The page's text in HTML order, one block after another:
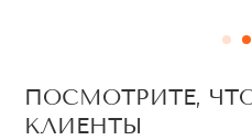
ПОСМОТРИТЕ,
КЛИЕНТЫ